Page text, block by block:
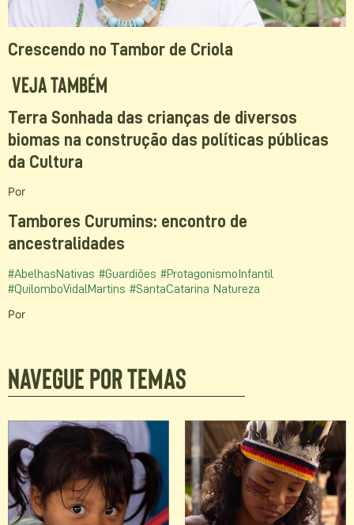
Crescendo no Tambor de Criola
Veja Também
Terra Sonhada das crianças de diversos
biomas na construção das políticas públicas
da Cultura
Por
Tambores Curumins: encontro de
ancestralidades
#AbelhasNativas #Guardiões #ProtagonismoInfantil
#QuilomboVidalMartins #SantaCatarina Natureza
Por
Navegue por temas